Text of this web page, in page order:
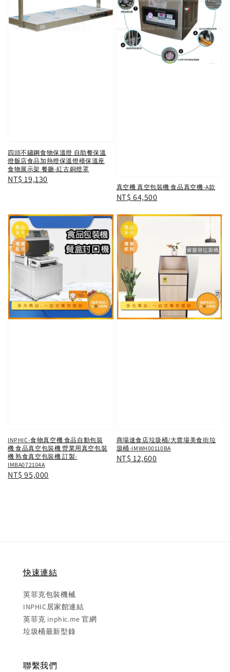
四頭不鏽鋼食物保溫燈 自助餐保溫
燈飯店食品加熱燈保溫燈檯保溫座
食物展示架 餐廳-紅古銅燈罩
Regular
NT$ 19,130
真空機 真空包裝機 食品真空機-A款
Regular
NT$ 64,500
INPHIC-食物真空機 食品自動包裝
機 食品真空包裝機 營業用真空包裝
機 熟食真空包裝機 訂製-
IMBA072104A
Regular
NT$ 95,000
商場速食店垃圾桶/大賣場美食街垃
圾桶-IMWH00110BA
Regular
NT$ 12,600
快速連結
英菲克包裝機械
INPHIC居家館連結
英菲克 inphic.me 官網
垃圾桶最新型錄
聯繫我們